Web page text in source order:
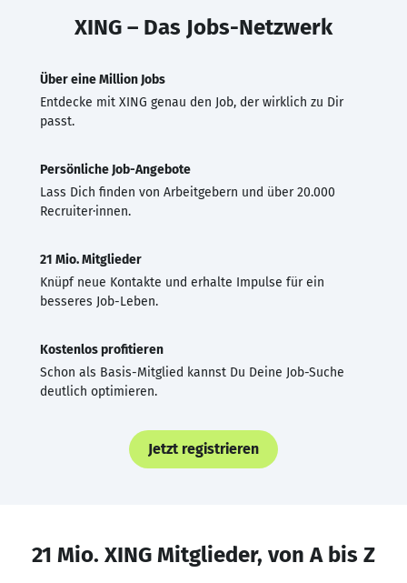
XING – Das Jobs-Netzwerk
Über eine Million Jobs
Entdecke mit XING genau den Job, der wirklich zu Dir
passt.
Persönliche Job-Angebote
Lass Dich finden von Arbeitgebern und über 20.000
Recruiter·innen.
21 Mio. Mitglieder
Knüpf neue Kontakte und erhalte Impulse für ein
besseres Job-Leben.
Kostenlos profitieren
Schon als Basis-Mitglied kannst Du Deine Job-Suche
deutlich optimieren.
Jetzt registrieren
21 Mio. XING Mitglieder, von A bis Z